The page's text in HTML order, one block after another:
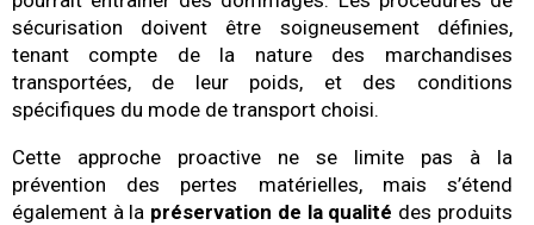
sécurisation doivent être soigneusement définies,
tenant compte de la nature des marchandises
transportées, de leur poids, et des conditions
spécifiques du mode de transport choisi.
Cette approche proactive ne se limite pas à la
prévention des pertes matérielles, mais s’étend
également à la préservation de la qualité des produits